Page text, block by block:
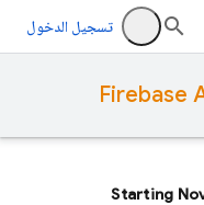
تسجيل الدخول
Firebase
Starting